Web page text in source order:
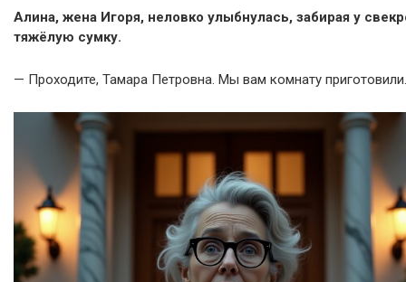
Алина, жена Игоря, неловко улыбнулась, забирая у
тяжёлую сумку.
— Проходите, Тамара Петровна. Мы вам комнату приготовили.